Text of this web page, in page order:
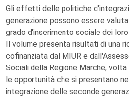
Gli effetti delle politiche
generazione possono essere
grado d'inserimento sociale dei
Il volume presenta risultati di una
cofinanziata dal MIUR e
Sociali della Regione Marche,
le opportunità che si presentano
integrazione delle seconde